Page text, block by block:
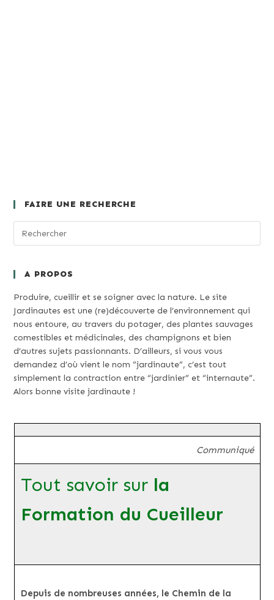
FAIRE UNE RECHERCHE
A PROPOS
Produire, cueillir et se soigner avec la nature. Le site
Jardinautes est une (re)découverte de l’environnement qui
nous entoure, au travers du potager, des plantes sauvages
comestibles et médicinales, des champignons et bien
d’autres sujets passionnants. D’ailleurs, si vous vous
demandez d’où vient le nom “jardinaute”, c’est tout
simplement la contraction entre “jardinier” et “internaute”.
Alors bonne visite jardinaute !
Communiqué
Tout savoir sur la
Formation du Cueilleur
Depuis de nombreuses années, le Chemin de la